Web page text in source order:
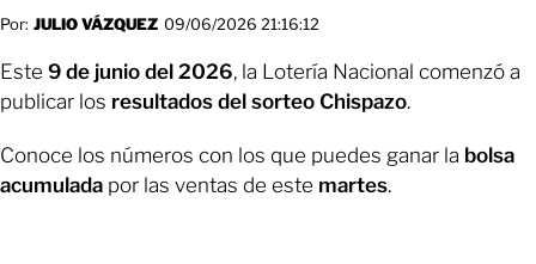
Por: JULIO VÁZQUEZ 09/06/2026 21:16:12
Este 9 de junio del 2026, la Lotería Nacional comenzó a
publicar los resultados del sorteo Chispazo.
Conoce los números con los que puedes ganar la bolsa
acumulada por las ventas de este martes.